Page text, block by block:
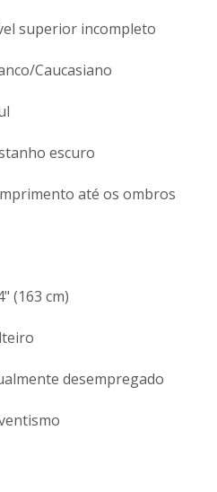
superior incompleto
Caucasiano
escuro
até os ombros
(163 cm)
desempregado